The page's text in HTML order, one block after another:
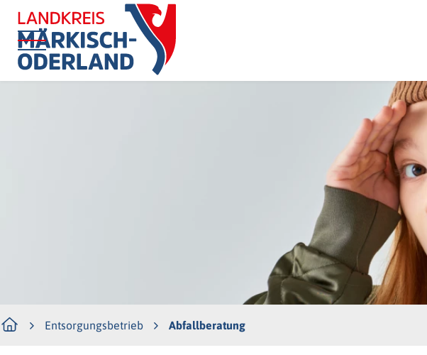
Entsorgungsbetrieb Abfallberatung